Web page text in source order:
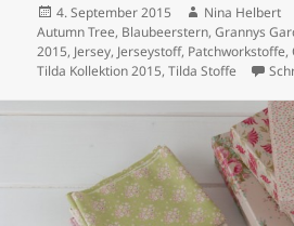
Veröffentlicht
am
4. September 2015 Autor
Nina Helbert
Autumn Tree, Blaubeerstern,Grannys
2015, Jersey, Jerseystoff, Patchworkstoffe,
Tilda Kollektion 2015,Tilda Stoffe